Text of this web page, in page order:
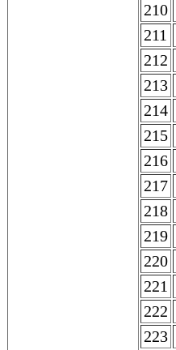
210
211
212
213
214
215
216
217
218
219
220
221
222
223